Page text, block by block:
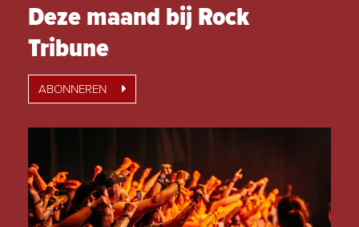
Deze maand bij Rock
Tribune
ABONNEREN